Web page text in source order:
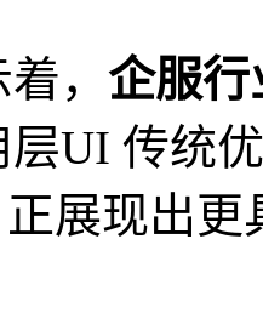
， 企服行
UI 传统
展现出